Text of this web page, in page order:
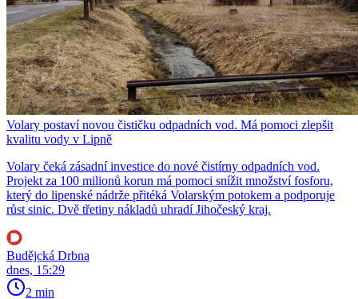
Volary postaví novou čističku odpadních vod. Má pomoci zlepšit
kvalitu vody v Lipně
Volary čeká zásadní investice do nové čistírny odpadních vod.
Projekt za 100 milionů korun má pomoci snížit množství fosforu,
který do lipenské nádrže přitéká Volarským potokem a podporuje
růst sinic. Dvě třetiny nákladů uhradí Jihočeský kraj.
Budějcká Drbna
dnes, 15:29
2 min